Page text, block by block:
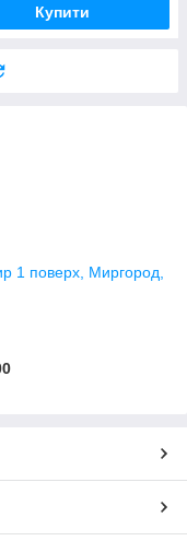
Купити
1 поверх, Миргород,